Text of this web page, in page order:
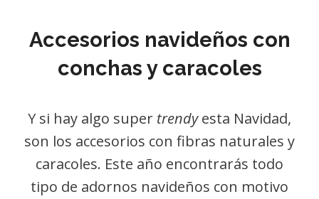
Accesorios navideños con
conchas y caracoles
Y si hay algo super trendyesta Navidad,
son los accesorios con fibras naturales y
caracoles. Este año encontrarás todo
tipo de adornos navideños con motivo